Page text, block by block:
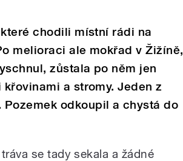
chodili místní rádi na
melioraci ale mokřad v Žižíně,
zůstala po něm jen
a stromy. Jeden z
odkoupil a chystá do
se tady sekala a žádné